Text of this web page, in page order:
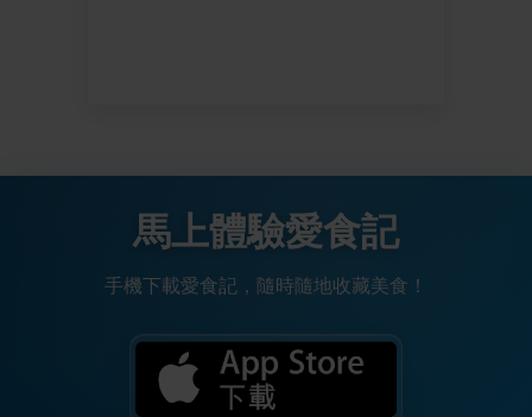
馬上體驗愛食記
手機下載愛食記，隨時隨地收藏美食！